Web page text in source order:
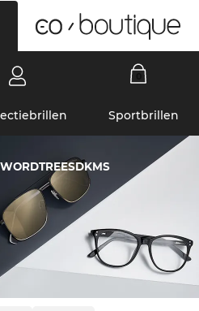
Sportbrillen